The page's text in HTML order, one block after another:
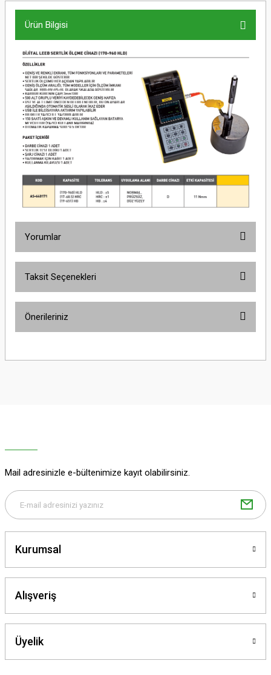
Ürün Bilgisi
Yorumlar
Taksit Seçenekleri
Önerileriniz
Bu ürüne benzer farklı alternatifler olmalı.
Mail adresinizle e-bültenimize kayıt olabilirsiniz.
Kurumsal
Alışveriş
Üyelik